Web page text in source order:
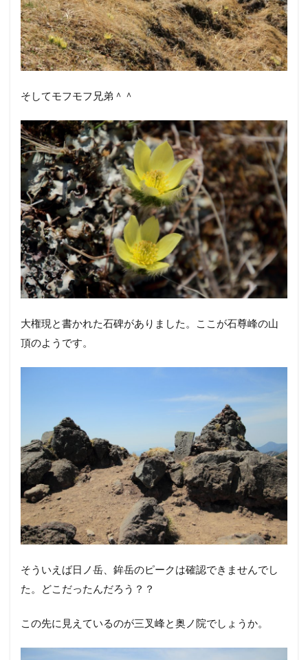
こちらは阿弥陀岳とツクモグサ。
大権現と書かれた石碑がありました。ここが石尊峰の山
頂のようです。